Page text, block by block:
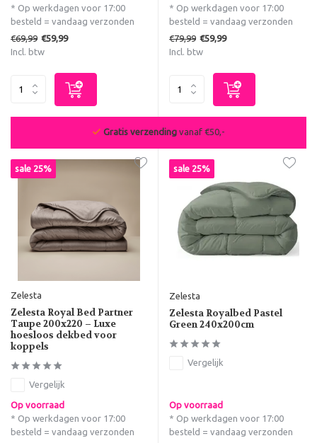
* Op werkdagen voor 17:00
besteld = vandaag verzonden
€69,99 €59,99
Incl. btw
* Op werkdagen voor 17:00
besteld = vandaag verzonden
€79,99 €59,99
Incl. btw
De beste deals van NL & BE
sale 25%
Zelesta
Zelesta Royal Bed Partner
Taupe 200x220 – Luxe
hoesloos dekbed voor
koppels
Vergelijk
Op voorraad
* Op werkdagen voor 17:00
besteld = vandaag verzonden
sale 25%
Zelesta
Zelesta Royalbed Pastel
Green 240x200cm
Vergelijk
Op voorraad
* Op werkdagen voor 17:00
besteld = vandaag verzonden